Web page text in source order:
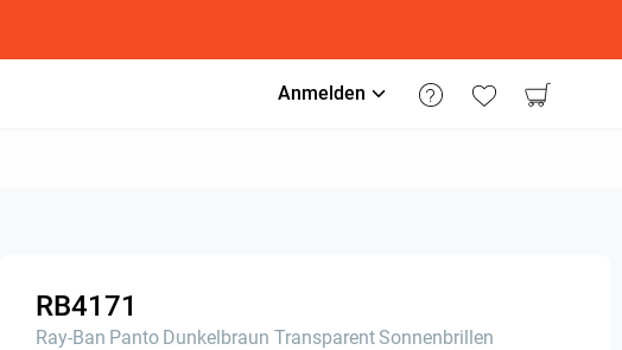
Anmelden
RB4171
Ray-Ban Panto Dunkelbraun Transparent Sonnenbrillen